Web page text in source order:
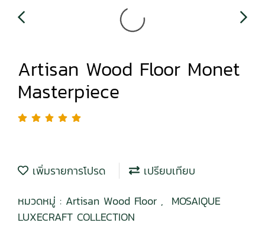
Artisan Wood Floor Monet
Masterpiece
เพิ่มรายการโปรด
เปรียบเทียบ
หมวดหมู่ : Artisan Wood Floor , MOSAIQUE
LUXECRAFT COLLECTION